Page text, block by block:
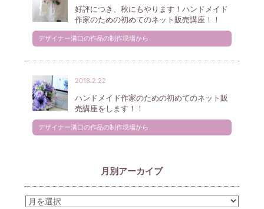
好評につき、秋にもやります！ハンドメイド
作家のための初めてのネット販売講座！！
デザイナー溝口の作品の制作現場から
2018.2.22
ハンドメイド作家のための初めてのネット販
売講座をします！！
デザイナー溝口の作品の制作現場から
月別アーカイブ